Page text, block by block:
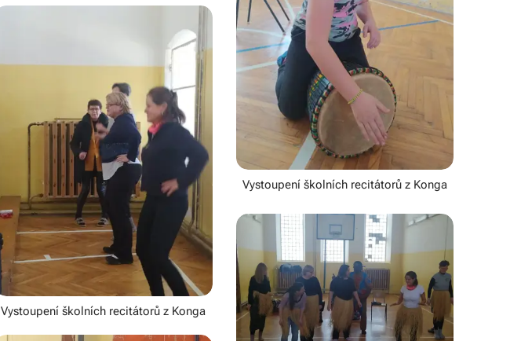
Vystoupení školních recitátorů z Konga
Vystoupení školních recitátorů z Konga